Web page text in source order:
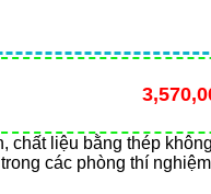
liệu bằng thép
các phòng thí